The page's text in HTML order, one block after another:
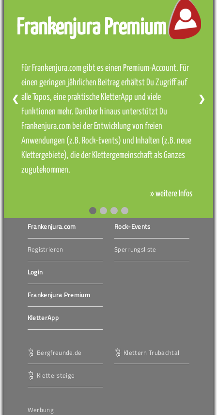
Frankenjura Premium
Für Frankenjura.com gibt es einen Premium-Account. Für
einen geringen jährlichen Beitrag erhältst Du Zugriff auf
alle Topos, eine praktische KletterApp und viele
Funktionen mehr. Darüber hinaus unterstützt Du
Frankenjura.com bei der Entwicklung von freien
Anwendungen (z.B. Rock-Events) und Inhalten (z.B. neue
Klettergebiete), die der Klettergemeinschaft als Ganzes
zugutekommen.
» weitere Infos
❮ ❯
Frankenjura.com
Registrieren
Login
Frankenjura Premium
KletterApp
Rock-Events
Sperrungsliste
Bergfreunde.de
Klettersteige
Klettern Trubachtal
Werbung